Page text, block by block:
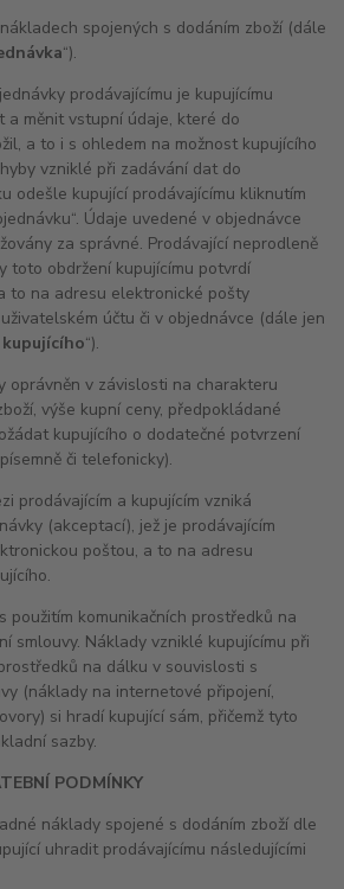
spojených s dodáním zboží (dále
“).
prodávajícímu je kupujícímu
a měnit vstupní údaje, které do
a to i s ohledem na možnost kupujícího
vzniklé při zadávání dat do
odešle kupující prodávajícímu kliknutím
Údaje uvedené v objednávce
za správné. Prodávající neprodleně
toto obdržení kupujícímu potvrdí
to na adresu elektronické pošty
účtu či v objednávce (dále jen
“).
oprávněn v závislosti na charakteru
výše kupní ceny, předpokládané
kupujícího o dodatečné potvrzení
či telefonicky).
prodávajícím a kupujícím vzniká
(akceptací), jež je prodávajícím
poštou, a to na adresu
použitím komunikačních prostředků na
smlouvy. Náklady vzniklé kupujícímu při
na dálku v souvislosti s
(náklady na internetové připojení,
si hradí kupující sám, přičemž tyto
sazby.
PODMÍNKY
náklady spojené s dodáním zboží dle
uhradit prodávajícímu následujícími